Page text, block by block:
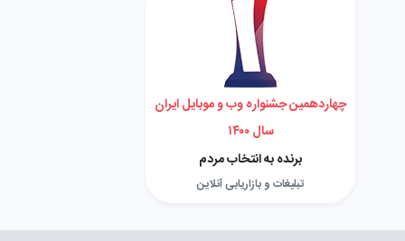
چهاردهمین جشنواره وب و موبایل ایران
سال ۱۴۰۰
برنده به انتخاب مردم
تبلیغات و بازاریابی آنلاین